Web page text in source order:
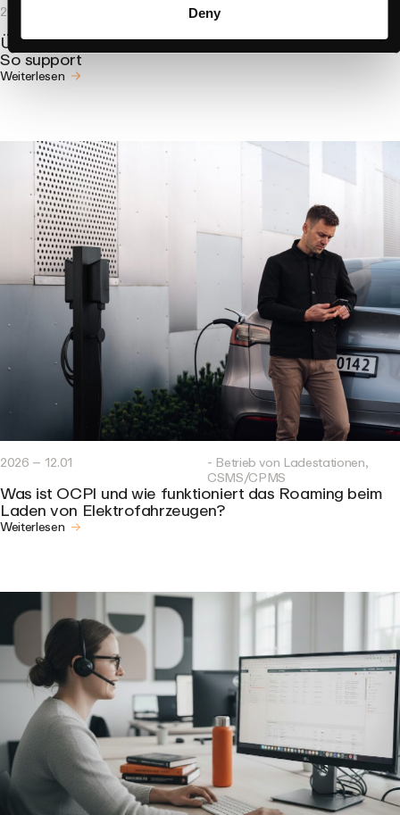
Deny
2026 – 12.01 - Betrieb von Ladestationen,
CSMS/CPMS
Überwachung und Diagnose von E-Auto-Ladegeräten:
So support
Weiterlesen
2026 – 12.01 - Betrieb von Ladestationen,
CSMS/CPMS
Was ist OCPI und wie funktioniert das Roaming beim
Laden von Elektrofahrzeugen?
Weiterlesen